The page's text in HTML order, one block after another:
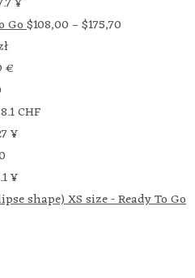
Go$108,00–$175,70
€
CHF
¥
¥
shape) XS size - Ready To Go